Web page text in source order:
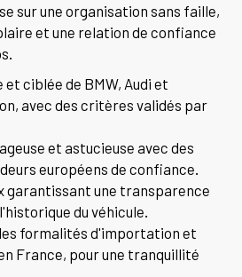
sur une organisation sans faille,
et une relation de confiance
ciblée de BMW, Audi et
avec des critères validés par
et astucieuse avec des
européens de confiance.
garantissant une transparence
du véhicule.
formalités d'importation et
France, pour une tranquillité